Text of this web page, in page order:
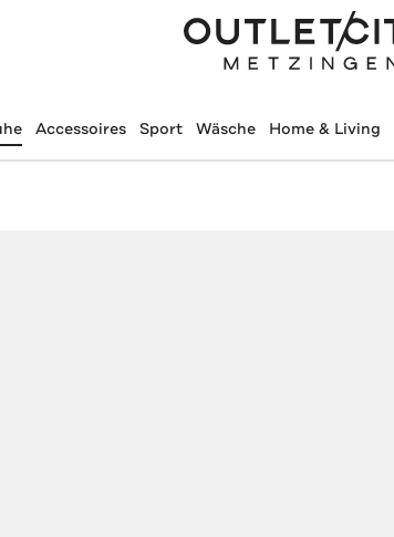
Accessoires Sport Wäsche Home & Living